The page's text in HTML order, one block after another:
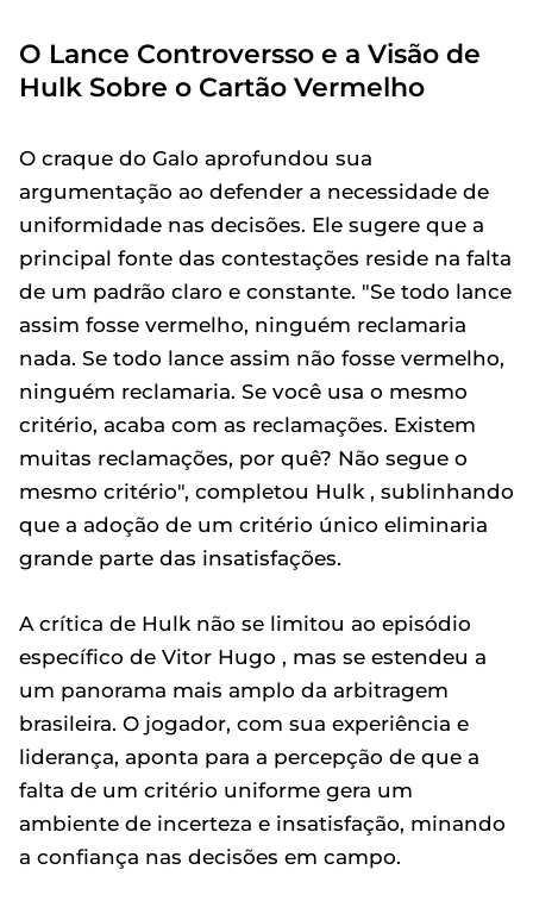
O Lance Controversso e a Visão de
Hulk Sobre o Cartão Vermelho
O craque do Galo aprofundou sua
argumentação ao defender a necessidade de
uniformidade nas decisões. Ele sugere que a
principal fonte das contestações reside na falta
de um padrão claro e constante. "Se todo lance
assim fosse vermelho, ninguém reclamaria
nada. Se todo lance assim não fosse vermelho,
ninguém reclamaria. Se você usa o mesmo
critério, acaba com as reclamações. Existem
muitas reclamações, por quê? Não segue o
mesmo critério", completou Hulk , sublinhando
que a adoção de um critério único eliminaria
grande parte das insatisfações.
A crítica de Hulk não se limitou ao episódio
específico de Vitor Hugo , mas se estendeu a
um panorama mais amplo da arbitragem
brasileira. O jogador, com sua experiência e
liderança, aponta para a percepção de que a
falta de um critério uniforme gera um
ambiente de incerteza e insatisfação, minando
a confiança nas decisões em campo.